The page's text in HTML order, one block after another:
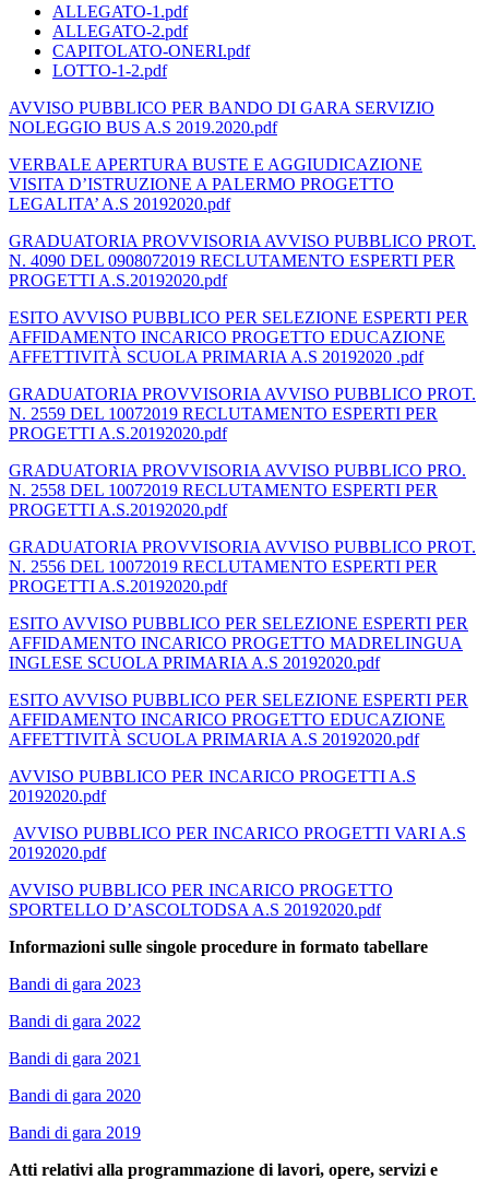
ALLEGATO-1.pdf
ALLEGATO-2.pdf
CAPITOLATO-ONERI.pdf
LOTTO-1-2.pdf
AVVISO PUBBLICO PER BANDO DI GARA SERVIZIO
NOLEGGIO BUS A.S 2019.2020.pdf
VERBALE APERTURA BUSTE E AGGIUDICAZIONE
VISITA D’ISTRUZIONE A PALERMO PROGETTO
LEGALITA’ A.S 20192020.pdf
GRADUATORIA PROVVISORIA AVVISO PUBBLICO PROT.
N. 4090 DEL 0908072019 RECLUTAMENTO ESPERTI PER
PROGETTI A.S.20192020.pdf
ESITO AVVISO PUBBLICO PER SELEZIONE ESPERTI PER
AFFIDAMENTO INCARICO PROGETTO EDUCAZIONE
AFFETTIVITÀ SCUOLA PRIMARIA A.S 20192020 .pdf
GRADUATORIA PROVVISORIA AVVISO PUBBLICO PROT.
N. 2559 DEL 10072019 RECLUTAMENTO ESPERTI PER
PROGETTI A.S.20192020.pdf
GRADUATORIA PROVVISORIA AVVISO PUBBLICO PRO.
N. 2558 DEL 10072019 RECLUTAMENTO ESPERTI PER
PROGETTI A.S.20192020.pdf
GRADUATORIA PROVVISORIA AVVISO PUBBLICO PROT.
N. 2556 DEL 10072019 RECLUTAMENTO ESPERTI PER
PROGETTI A.S.20192020.pdf
ESITO AVVISO PUBBLICO PER SELEZIONE ESPERTI PER
AFFIDAMENTO INCARICO PROGETTO MADRELINGUA
INGLESE SCUOLA PRIMARIA A.S 20192020.pdf
ESITO AVVISO PUBBLICO PER SELEZIONE ESPERTI PER
AFFIDAMENTO INCARICO PROGETTO EDUCAZIONE
AFFETTIVITÀ SCUOLA PRIMARIA A.S 20192020.pdf
AVVISO PUBBLICO PER INCARICO PROGETTI A.S
20192020.pdf
AVVISO PUBBLICO PER INCARICO PROGETTI VARI A.S
20192020.pdf
AVVISO PUBBLICO PER INCARICO PROGETTO
SPORTELLO D’ASCOLTODSA A.S 20192020.pdf
Informazioni sulle singole procedure in formato tabellare
Bandi di gara 2023
Bandi di gara 2022
Bandi di gara 2021
Bandi di gara 2020
Bandi di gara 2019
Atti relativi alla programmazione di lavori, opere, servizi e